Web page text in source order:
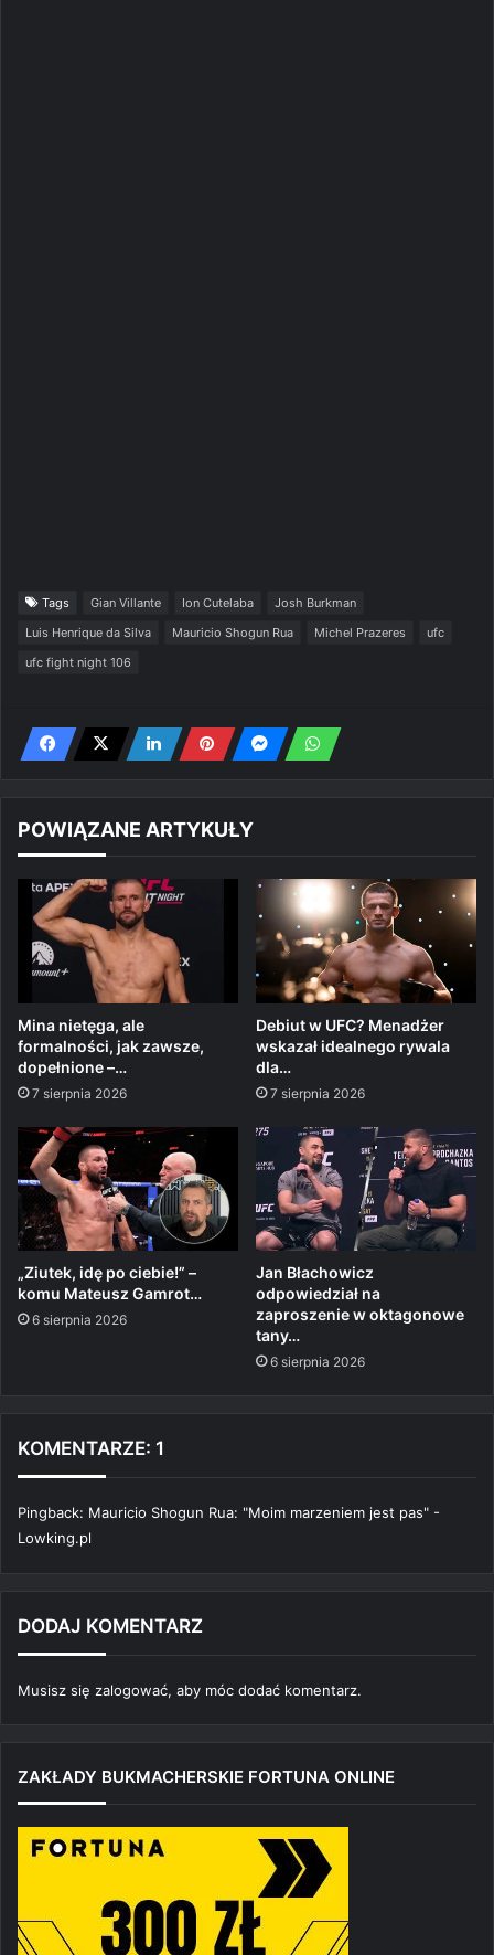
Tags Gian Villante Ion Cutelaba
Josh Burkman
Luis Henrique da Silva
Mauricio Shogun Rua Michel Prazeres
ufc
ufc fight night 106
POWIĄZANE ARTYKUŁY
Mina nietęga, ale
formalności, jak zawsze,
dopełnione –…
7 sierpnia 2026
Debiut w UFC? Menadżer
wskazał idealnego rywala
dla…
7 sierpnia 2026
„Ziutek, idę po ciebie!” –
komu Mateusz Gamrot…
6 sierpnia 2026
Jan Błachowicz
odpowiedział na
zaproszenie w oktagonowe
tany…
6 sierpnia 2026
KOMENTARZE: 1
Pingback: Mauricio Shogun Rua: "Moim marzeniem jest pas" -
Lowking.pl
DODAJ KOMENTARZ
Musisz się zalogować, aby móc dodać komentarz.
ZAKŁADY BUKMACHERSKIE FORTUNA ONLINE